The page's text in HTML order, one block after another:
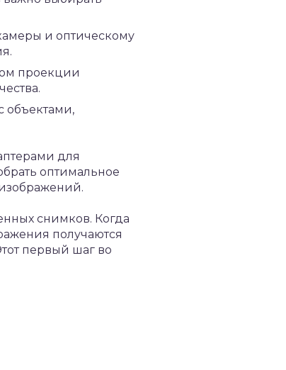
и оптическому
проекции
объектами,
для
оптимальное
снимков. Когда
получаются
первый шаг во